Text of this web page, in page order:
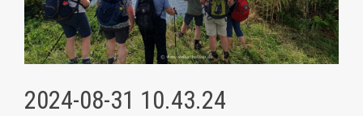
2024-08-31 10.43.24